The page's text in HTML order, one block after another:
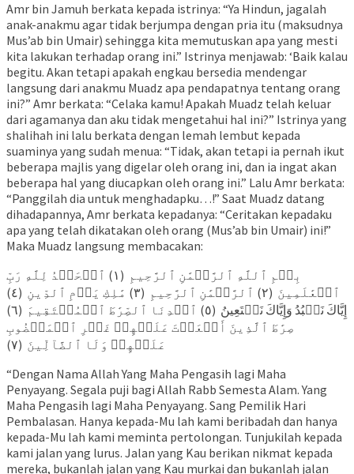
Amr bin Jamuh berkata kepada istrinya: “Ya Hindun, jagalah
anak-anakmu agar tidak berjumpa dengan pria itu (maksudnya
Mus’ab bin Umair) sehingga kita memutuskan apa yang mesti
kita lakukan terhadap orang ini.” Istrinya menjawab: ‘Baik kalau
begitu. Akan tetapi apakah engkau bersedia mendengar
langsung dari anakmu Muadz apa pendapatnya tentang orang
ini?” Amr berkata: “Celaka kamu! Apakah Muadz telah keluar
dari agamanya dan aku tidak mengetahui hal ini?” Istrinya yang
shalihah ini lalu berkata dengan lemah lembut kepada
suaminya yang sudah menua: “Tidak, akan tetapi ia pernah ikut
beberapa majlis yang digelar oleh orang ini, dan ia ingat akan
beberapa hal yang diucapkan oleh orang ini.” Lalu Amr berkata:
“Panggilah dia untuk menghadapku…!” Saat Muadz datang
dihadapannya, Amr berkata kepadanya: “Ceritakan kepadaku
apa yang telah dikatakan oleh orang (Mus’ab bin Umair) ini!”
Maka Muadz langsung membacakan:
بِسۡمِ ٱللَّهِ ٱلرَّحۡمَٰنِ ٱلرَّحِيمِ (١) ٱلۡحَمۡدُ لِلَّهِ رَبِّ
ٱلۡعَٰلَمِينَ (٢) ٱلرَّحۡمَٰنِ ٱلرَّحِيمِ (٣) مَٰلِكِ يَوۡمِ ٱلدِّينِ (٤)
إِيَّاكَ نَعۡبُدُ وَإِيَّاكَ نَسۡتَعِينُ (٥) ٱهۡدِنَا ٱلصِّرَٰطَ ٱلۡمُسۡتَقِيمَ (٦)
صِرَٰطَ ٱلَّذِينَ أَنۡعَمۡتَ عَلَيۡهِمۡ غَيۡرِ ٱلۡمَغۡضُوبِ
عَلَيۡهِمۡ وَلَا ٱلضَّآلِّينَ (٧)
“Dengan Nama Allah Yang Maha Pengasih lagi Maha
Penyayang. Segala puji bagi Allah Rabb Semesta Alam. Yang
Maha Pengasih lagi Maha Penyayang. Sang Pemilik Hari
Pembalasan. Hanya kepada-Mu lah kami beribadah dan hanya
kepada-Mu lah kami meminta pertolongan. Tunjukilah kepada
kami jalan yang lurus. Jalan yang Kau berikan nikmat kepada
mereka, bukanlah jalan yang Kau murkai dan bukanlah jalan